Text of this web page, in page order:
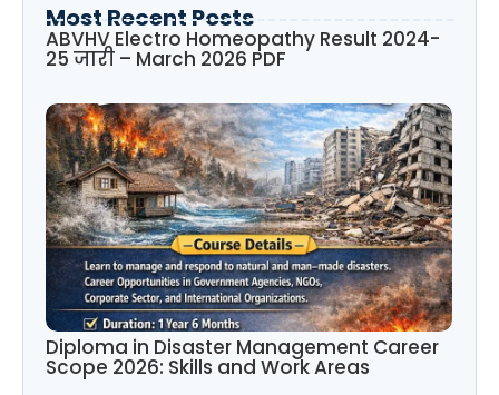
Most Recent Posts
ABVHV Electro Homeopathy Result 2024-
25 जारी – March 2026 PDF
Diploma in Disaster Management Career
Scope 2026: Skills and Work Areas